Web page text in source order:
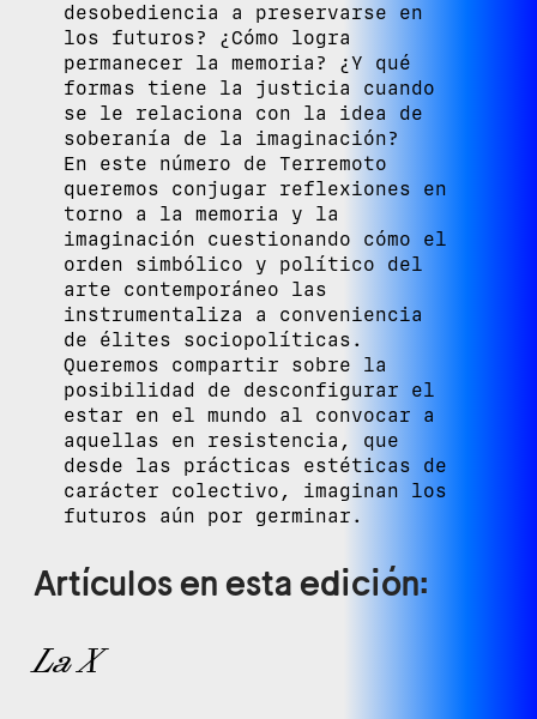
desobediencia a preservarse en
los futuros? ¿Cómo logra
permanecer la memoria? ¿Y qué
formas tiene la justicia cuando
se le relaciona con la idea de
soberanía de la imaginación?
En este número de Terremoto
queremos conjugar reflexiones en
torno a la memoria y la
imaginación cuestionando cómo el
orden simbólico y político del
arte contemporáneo las
instrumentaliza a conveniencia
de élites sociopolíticas.
Queremos compartir sobre la
posibilidad de desconfigurar el
estar en el mundo al convocar a
aquellas en resistencia, que
desde las prácticas estéticas de
carácter colectivo, imaginan los
futuros aún por germinar.
Artículos en esta edición:
La X